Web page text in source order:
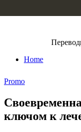
Home
Promo
ключом к